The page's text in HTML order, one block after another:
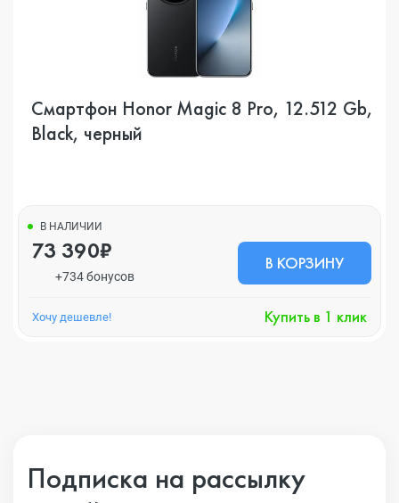
Смартфон Honor Magic 8 Pro, 12.512 Gb,
Black, черный
В НАЛИЧИИ
73 390₽
+734 бонусов
В КОРЗИНУ
Хочу дешевле! Купить в 1 клик
Подписка на рассылку